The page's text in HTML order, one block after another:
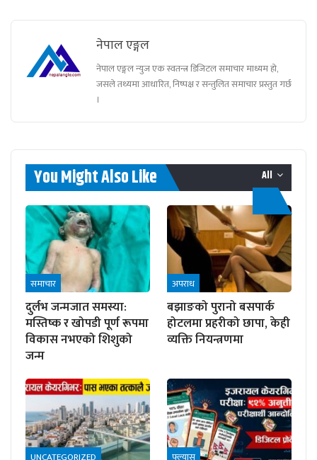
नेपाल एङ्गल
नेपाल एङ्गल न्युज एक स्वतन्त्र डिजिटल समाचार माध्यम हो,
जसले तथ्यमा आधारित, निष्पक्ष र सन्तुलित समाचार प्रस्तुत गर्छ
।
All
You Might Also Like
समाचार
दुर्लभ जन्मजात समस्या:
मस्तिष्क र खोपडी पूर्ण रूपमा
विकास नभएको शिशुको
जन्म
अपराध
बझाङको पुरानो बसपार्क
होटलमा प्रहरीको छापा, केही
व्यक्ति नियन्त्रणमा